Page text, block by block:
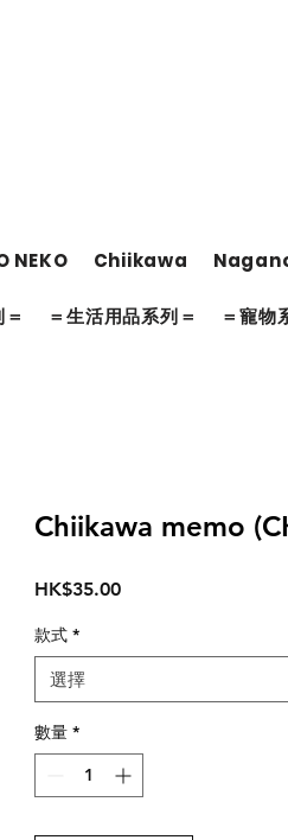
NEKO Chiikawa
＝生活用品系列＝ ＝寵物
Chiikawa memo
HK$35.00價
款式 *
選擇
數量 *